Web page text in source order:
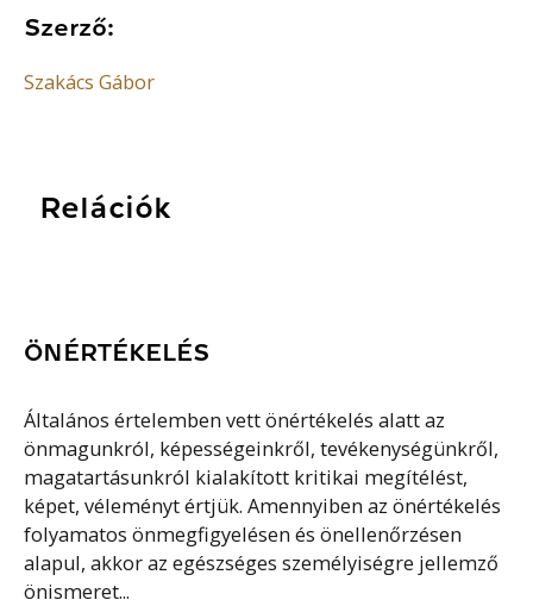
Szerző:
Szakács Gábor
Relációk
ÖNÉRTÉKELÉS
Általános értelemben vett önértékelés alatt az
önmagunkról, képességeinkről, tevékenységünkről,
magatartásunkról kialakított kritikai megítélést,
képet, véleményt értjük. Amennyiben az önértékelés
folyamatos önmegfigyelésen és önellenőrzésen
alapul, akkor az egészséges személyiségre jellemző
önismeret...